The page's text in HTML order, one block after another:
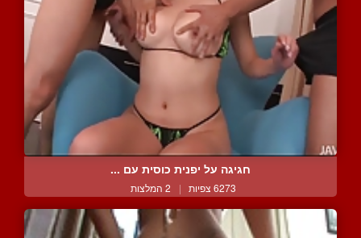
חגיגה על יפנית כוסית עם ...
6273 צפיות | 2 המלצות